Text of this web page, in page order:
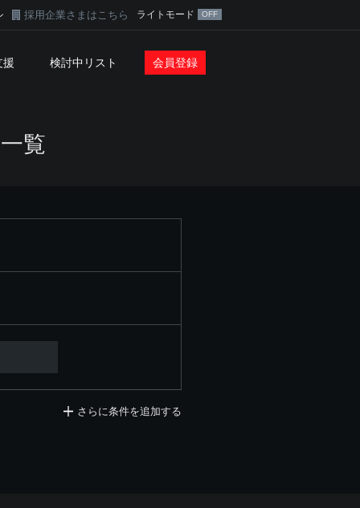
採用企業さまはこちら ライトモード
援 検討中リスト 会員登録
覧
さらに条件を追加する